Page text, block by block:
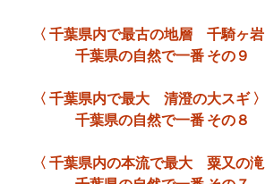
〈 千葉県内で最古の地層 千騎ヶ岩
千葉県の自然で一番 その９
〈 千葉県内で最大 清澄の大スギ 〉
千葉県の自然で一番 その８
〈 千葉県内の本流で最大 粟又の滝